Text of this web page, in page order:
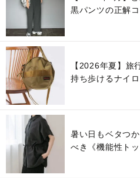
黒パンツの正解
【2026年夏】旅
持ち歩けるナイ
暑い日もベタつ
べき《機能性ト